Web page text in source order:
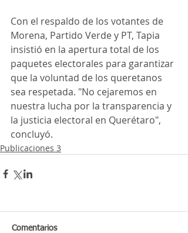
Con el respaldo de los votantes de
Morena, Partido Verde y PT, Tapia
insistió en la apertura total de los
paquetes electorales para garantizar
que la voluntad de los queretanos
sea respetada. "No cejaremos en
nuestra lucha por la transparencia y
la justicia electoral en Querétaro",
concluyó.
Publicaciones 3
Comentarios